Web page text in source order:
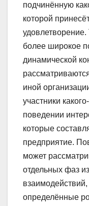
подчинённую
которой
более широкое
динамической
иной
участники
поведении
которые
предприятие.
может
отдельных фаз
определённые